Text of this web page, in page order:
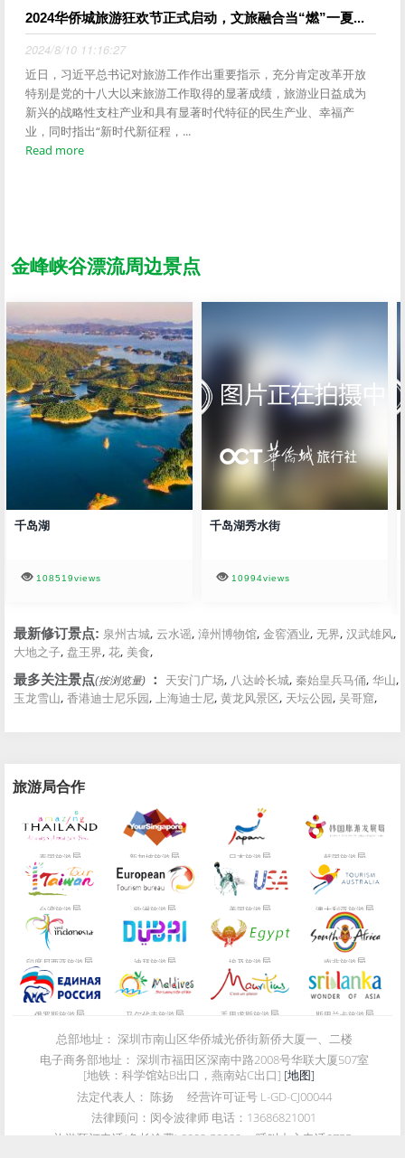
2024华侨城旅游狂欢节正式启动，文旅融合当“燃”一夏...
2024/8/10 11:16:27
近日，习近平总书记对旅游工作作出重要指示，充分肯定改革开放
特别是党的十八大以来旅游工作取得的显著成绩，旅游业日益成为
新兴的战略性支柱产业和具有显著时代特征的民生产业、幸福产
业，同时指出“新时代新征程，...
Read more
金峰峡谷漂流周边景点
千岛湖
108519views
千岛湖秀水街
10994views
最新修订景点: 泉州古城, 云水谣, 漳州博物馆, 金窖酒业, 无界, 汉武雄风,
大地之子, 盘王界, 花, 美食,
最多关注景点(按浏览量) ： 天安门广场, 八达岭长城, 秦始皇兵马俑, 华山,
玉龙雪山, 香港迪士尼乐园, 上海迪士尼, 黄龙风景区, 天坛公园, 吴哥窟,
旅游局合作
泰国旅游局 新加坡旅游局 日本旅游局 韩国旅游局
台湾旅游局 欧洲旅游局 美国旅游局 澳大利亚旅游局
印度尼西亚旅游局 迪拜旅游局 埃及旅游局 南非旅游局
俄罗斯旅游局 马尔代夫旅游局 毛里求斯旅游局 斯里兰卡旅游局
总部地址： 深圳市南山区华侨城光侨街新侨大厦一、二楼
电子商务部地址： 深圳市福田区深南中路2008号华联大厦507室
[地铁：科学馆站B出口，燕南站C出口] [地图]
法定代表人： 陈扬 经营许可证号 L-GD-CJ00044
法律顾问： 闵令波律师 电话：13686821001
旅游预订电话(免长途费) 0002-50002 呼叫中心电话 0755-